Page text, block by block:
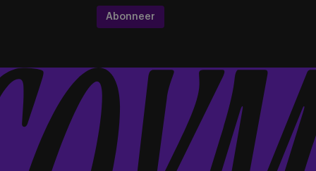
Abonneer